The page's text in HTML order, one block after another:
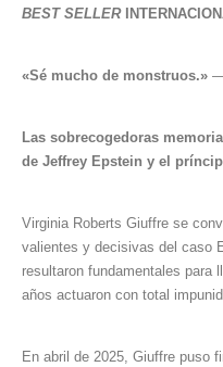
BEST SELLER
«Sé mucho de monstruos.» —
Las sobrecogedoras
de Jeffrey Epstein y el
Virginia Roberts Giuffre se
valientes y decisivas del caso
resultaron fundamentales para
años actuaron con total
En abril de 2025, Giuffre puso